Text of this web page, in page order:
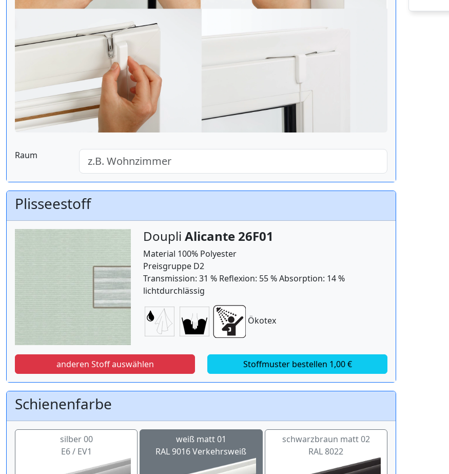
Raum
Plisseestoff
Doupli Alicante 26F01
Material 100% Polyester
Preisgruppe D2
Transmission: 31 % Reflexion: 55 % Absorption: 14 %
lichtdurchlässig
Ökotex
anderen Stoff auswählen Stoffmuster bestellen 1,00 €
Schienenfarbe
silber 00
E6 / EV1
weiß matt 01
RAL 9016 Verkehrsweiß
schwarzbraun matt 02
RAL 8022